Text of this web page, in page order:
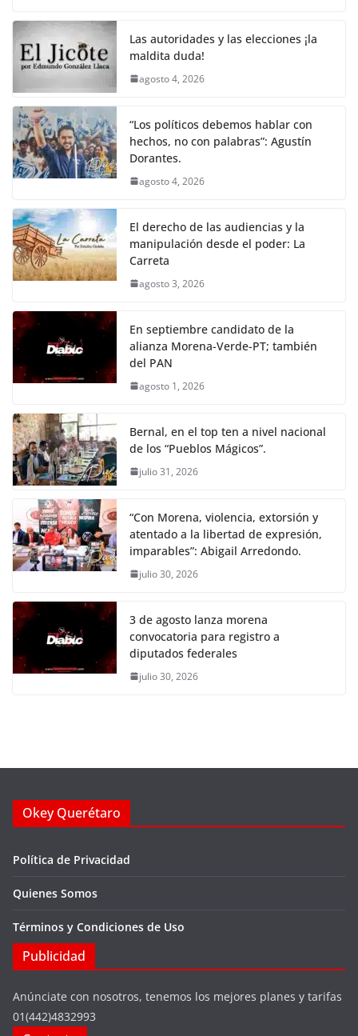
k
c
e
b
o
o
k
itt
er s
A
p
y
Li
k
gr e
Las autoridades y las elecciones ¡la
maldita duda!
agosto 4, 2026
“Los políticos debemos hablar con
hechos, no con palabras”: Agustín
Dorantes.
agosto 4, 2026
El derecho de las audiencias y la
manipulación desde el poder: La
Carreta
agosto 3, 2026
En septiembre candidato de la
alianza Morena-Verde-PT; también
del PAN
agosto 1, 2026
Bernal, en el top ten a nivel nacional
de los “Pueblos Mágicos”.
julio 31, 2026
“Con Morena, violencia, extorsión y
atentado a la libertad de expresión,
imparables”: Abigail Arredondo.
julio 30, 2026
3 de agosto lanza morena
convocatoria para registro a
diputados federales
julio 30, 2026
Okey Querétaro
Política de Privacidad
Quienes Somos
Términos y Condiciones de Uso
Publicidad
Anúnciate con nosotros, tenemos los mejores planes y tarifas
01(442)4832993